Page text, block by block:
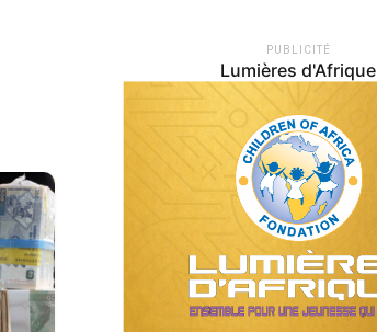
PUBLICITÉ
Lumières d'Afrique